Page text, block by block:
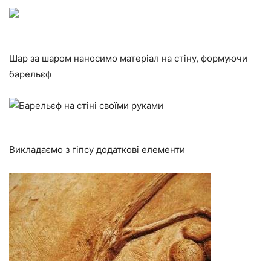
Шар за шаром наносимо матеріал на стіну, формуючи
барельєф
Викладаємо з гіпсу додаткові елементи